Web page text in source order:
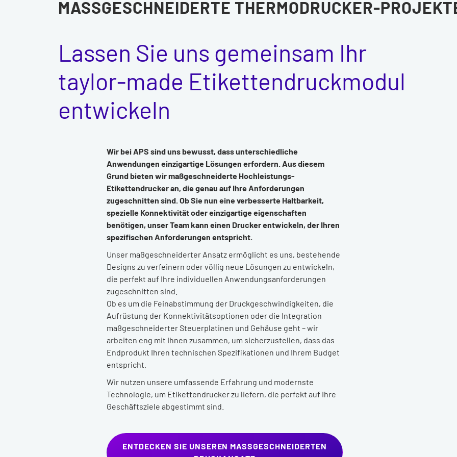
MASSGESCHNEIDERTE THERMODRUCKER-
Lassen Sie uns gemeinsam Ihr
taylor-made Etikettendruckmodul
entwickeln
Wir bei APS sind uns bewusst, dass unterschiedliche
Anwendungen einzigartige Lösungen erfordern. Aus diesem
Grund bieten wir maßgeschneiderte Hochleistungs-
Etikettendrucker an, die genau auf Ihre Anforderungen
zugeschnitten sind. Ob Sie nun eine verbesserte Haltbarkeit,
spezielle Konnektivität oder einzigartige eigenschaften
benötigen, unser Team kann einen Drucker entwickeln, der Ihren
spezifischen Anforderungen entspricht.
Unser maßgeschneiderter Ansatz ermöglicht es uns, bestehende
Designs zu verfeinern oder völlig neue Lösungen zu entwickeln,
die perfekt auf Ihre individuellen Anwendungsanforderungen
zugeschnitten sind.
Ob es um die Feinabstimmung der Druckgeschwindigkeiten, die
Aufrüstung der Konnektivitätsoptionen oder die Integration
maßgeschneiderter Steuerplatinen und Gehäuse geht – wir
arbeiten eng mit Ihnen zusammen, um sicherzustellen, dass das
Endprodukt Ihren technischen Spezifikationen und Ihrem Budget
entspricht.
Wir nutzen unsere umfassende Erfahrung und modernste
Technologie, um Etikettendrucker zu liefern, die perfekt auf Ihre
Geschäftsziele abgestimmt sind.
ENTDECKEN SIE UNSEREN MASSGESCHNEIDERTEN D